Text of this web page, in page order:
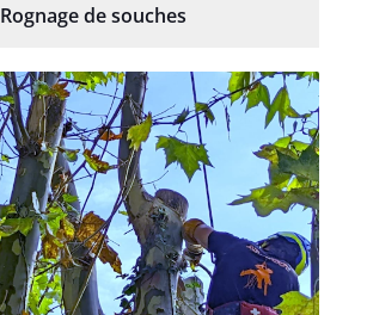
Rognage de souches